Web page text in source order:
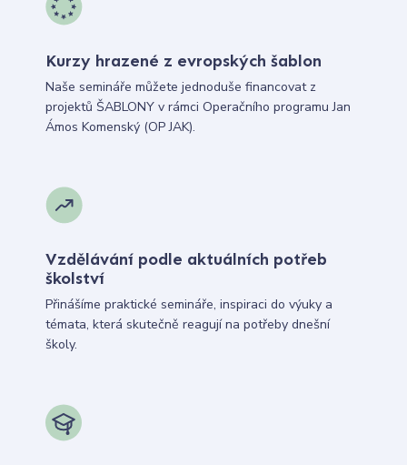
Kurzy hrazené z evropských šablon
Naše semináře můžete jednoduše financovat z
projektů ŠABLONY v rámci Operačního programu Jan
Ámos Komenský (OP JAK).
Vzdělávání podle aktuálních potřeb
školství
Přinášíme praktické semináře, inspiraci do výuky a
témata, která skutečně reagují na potřeby dnešní
školy.